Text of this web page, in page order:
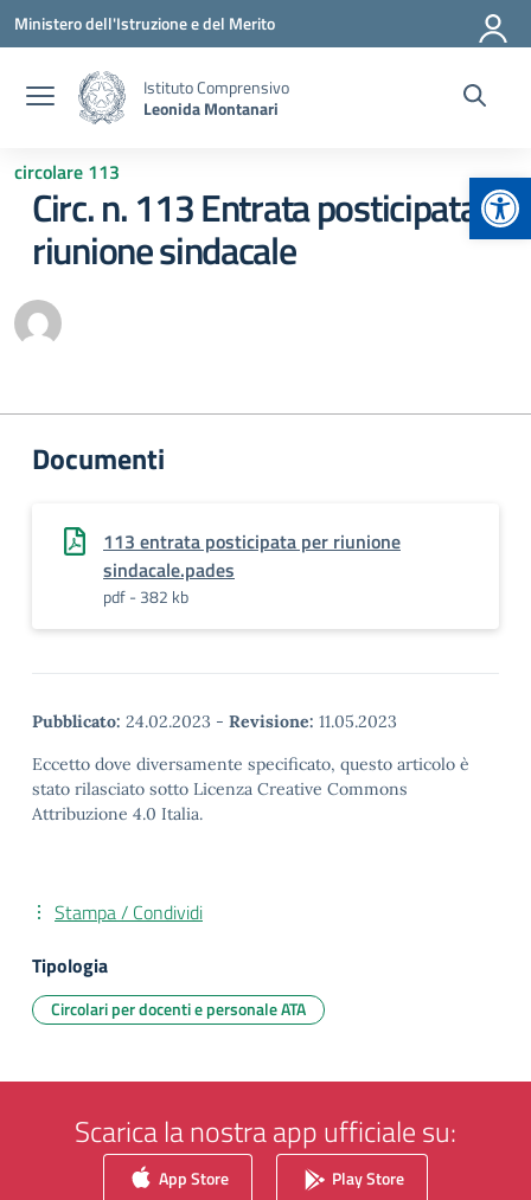
Vai ai contenuti
Vai al menu di navigazione
Vai al footer
Ministero dell'Istruzione e del Merito
Istituto Comprensivo
Leonida Montanari
circolare 113
Circ. n. 113 Entrata posticipata
riunione sindacale
Documenti
113 entrata posticipata per riunione
sindacale.pades
pdf - 382 kb
Pubblicato: 24.02.2023 - Revisione: 11.05.2023
Eccetto dove diversamente specificato, questo articolo è
stato rilasciato sotto Licenza Creative Commons
Attribuzione 4.0 Italia.
Stampa / Condividi
Tipologia
Circolari per docenti e personale ATA
Scarica la nostra app ufficiale su:
App Store Play Store